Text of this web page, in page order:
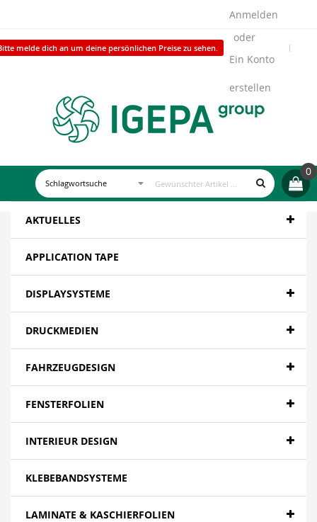
melde dich an um deine persönlichen Preise zu sehen.
Anmelden
Ein Konto
erstellen
0
AKTUELLES
APPLICATION TAPE
DISPLAYSYSTEME
DRUCKMEDIEN
FAHRZEUGDESIGN
FENSTERFOLIEN
INTERIEUR DESIGN
KLEBEBANDSYSTEME
LAMINATE & KASCHIERFOLIEN